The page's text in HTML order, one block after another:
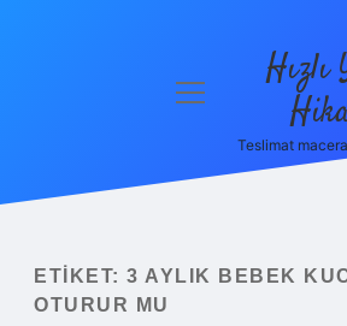
Yasal Uyarı
menüyü
Hızlı
Teslimat
ETIKET: 3 AYLIK BEBEK
OTURUR MU